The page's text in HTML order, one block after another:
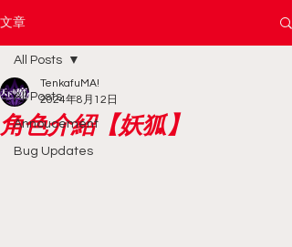
文章
All Posts
Annoucement
Bug Updates
All Posts
角色介紹【妖狐】
TenkafuMA!
2024年8月12日